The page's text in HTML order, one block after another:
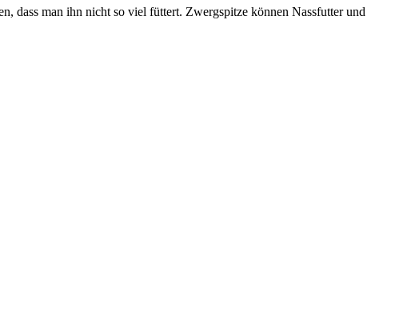
dass man ihn nicht so viel füttert. Zwergspitze können Nassfutter und